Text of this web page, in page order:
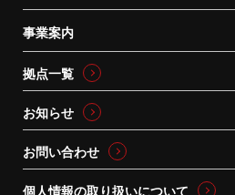
事業案内
拠点一覧
お知らせ
お問い合わせ
個人情報の取り扱いについて